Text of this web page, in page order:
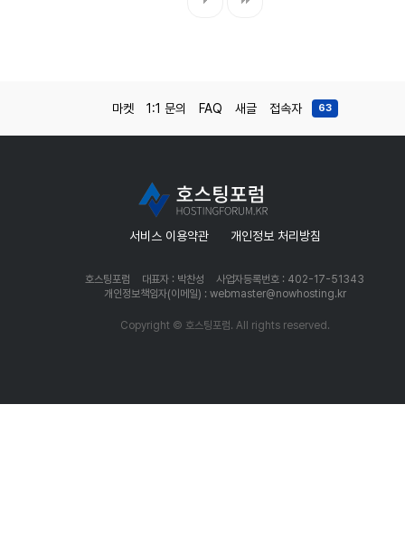
마켓 1:1 문의 FAQ 새글 접속자 63
서비스 이용약관 개인정보 처리방침
호스팅포럼 대표자 : 박찬성
사업자등록번호 : 402-17-51343
개인정보책임자(이메일) : webmaster@nowhosting.kr
Copyright © 호스팅포럼. All rights reserved.